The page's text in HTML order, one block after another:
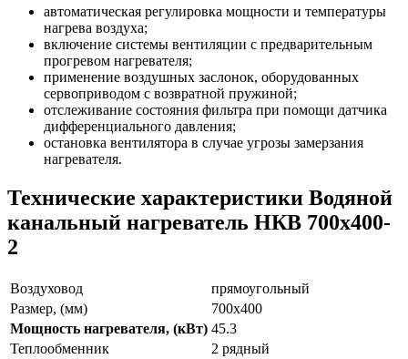
автоматическая регулировка мощности и температуры
нагрева воздуха;
включение системы вентиляции с предварительным
прогревом нагревателя;
применение воздушных заслонок, оборудованных
сервоприводом с возвратной пружиной;
отслеживание состояния фильтра при помощи датчика
дифференциального давления;
остановка вентилятора в случае угрозы замерзания
нагревателя.
Технические характеристики Водяной
канальный нагреватель НКВ 700x400-
2
Воздуховод
прямоугольный
Размер, (мм)
700х400
Мощность нагревателя, (кВт) 45.3
Теплообменник
2 рядный